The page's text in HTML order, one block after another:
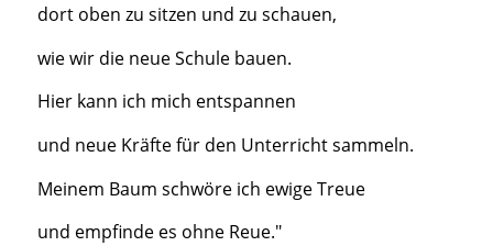
dort oben zu sitzen und zu schauen,
wie wir die neue Schule bauen.
Hier kann ich mich entspannen
und neue Kräfte für den Unterricht sammeln.
Meinem Baum schwöre ich ewige Treue
und empfinde es ohne Reue."